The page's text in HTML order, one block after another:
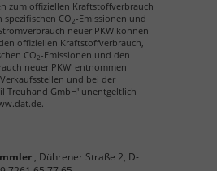
zum offiziellen Kraftstoffverbrauch
CO2-Emissionen und
neuer PKW können
offiziellen Kraftstoffverbrauch,
CO2-Emissionen und den
neuer PKW' entnommen
und bei der
Treuhand GmbH' unentgeltlich
, Dührener Straße 2, D-